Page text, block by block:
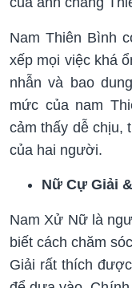
Nam Thiên Bình
xếp mọi việc khá
nhẫn và bao
mức của nam
cảm thấy dễ chịu,
của hai người.
Nữ Cự Giải
Nam Xử Nữ là
biết cách chăm
Giải rất thích